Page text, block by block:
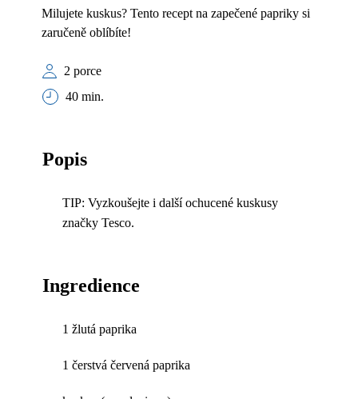
Milujete kuskus? Tento recept na zapečené papriky si
zaručeně oblíbíte!
2 porce
40 min.
Popis
TIP: Vyzkoušejte i další ochucené kuskusy
značky Tesco.
Ingredience
1 žlutá paprika
1 čerstvá červená paprika